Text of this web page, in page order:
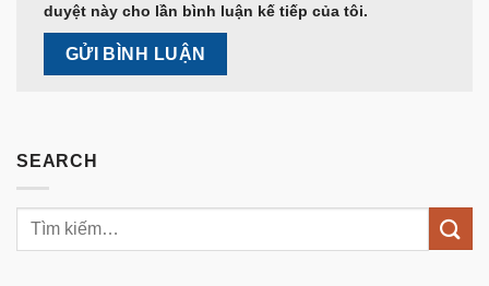
duyệt này cho lần bình luận kế tiếp của tôi.
SEARCH